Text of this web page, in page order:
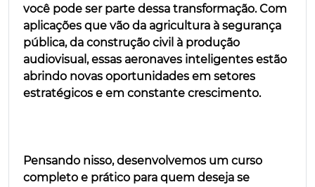
você pode ser parte dessa transformação. Com
aplicações que vão da agricultura à segurança
pública, da construção civil à produção
audiovisual, essas aeronaves inteligentes estão
abrindo novas oportunidades em setores
estratégicos e em constante crescimento.
Pensando nisso, desenvolvemos um curso
completo e prático para quem deseja se